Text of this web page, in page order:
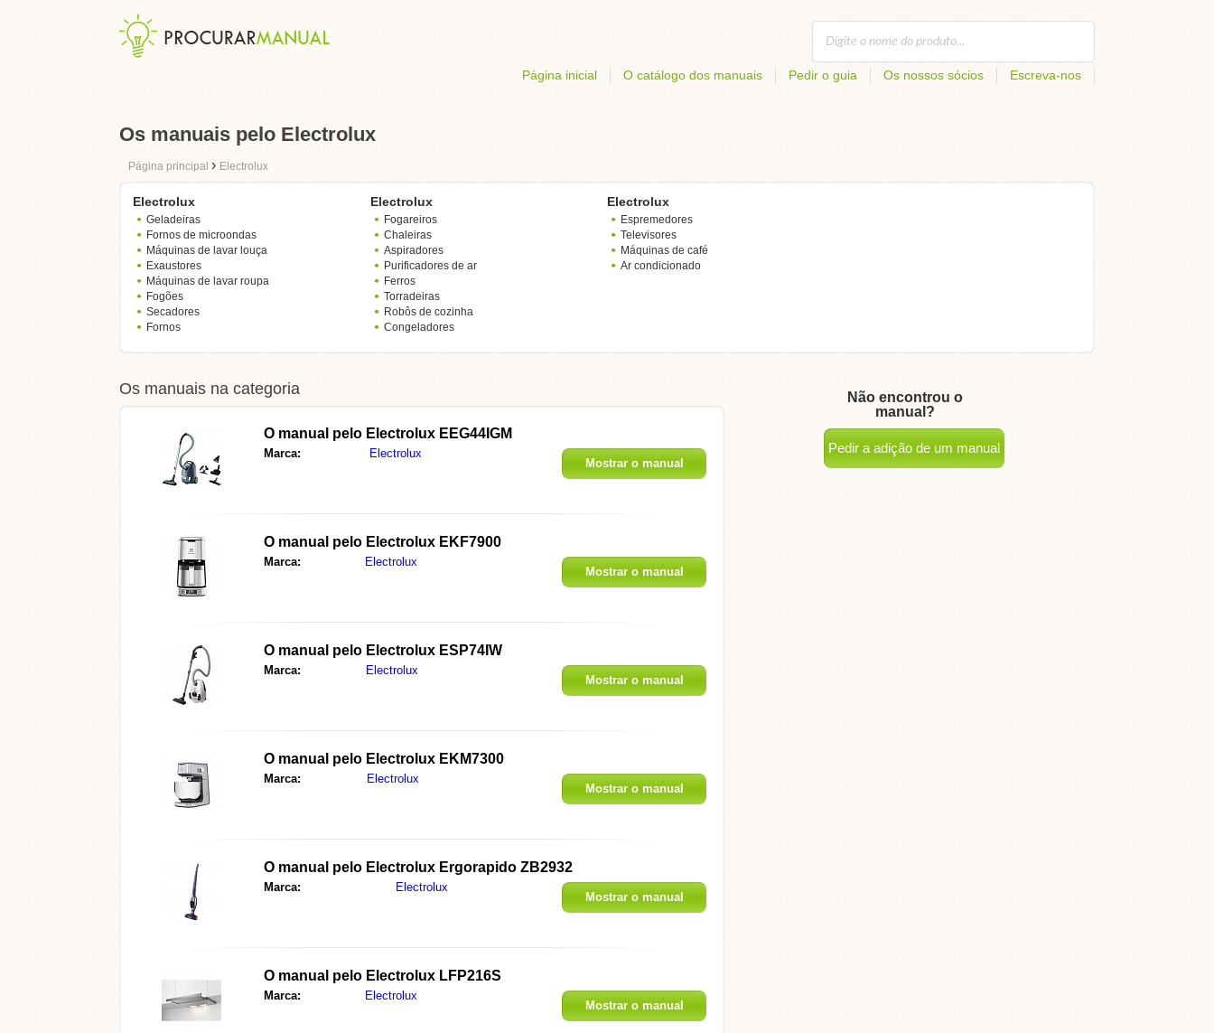
Página inicial O catálogo dos manuais Pedir o guia Os nossos sócios Escreva-nos
Os manuais pelo Electrolux
Página principal › Electrolux
Electrolux
Geladeiras
Fornos de microondas
Máquinas de lavar louça
Exaustores
Máquinas de lavar roupa
Fogões
Secadores
Fornos
Electrolux
Fogareiros
Chaleiras
Aspiradores
Purificadores de ar
Ferros
Torradeiras
Robôs de cozinha
Congeladores
Electrolux
Espremedores
Televisores
Máquinas de café
Ar condicionado
Os manuais na categoria
O manual pelo Electrolux EEG44IGM
Marca: Electrolux
Mostrar o manual
O manual pelo Electrolux EKF7900
Marca: Electrolux
Mostrar o manual
O manual pelo Electrolux ESP74IW
Marca: Electrolux
Mostrar o manual
O manual pelo Electrolux EKM7300
Marca: Electrolux
Mostrar o manual
O manual pelo Electrolux Ergorapido ZB2932
Marca: Electrolux
Mostrar o manual
O manual pelo Electrolux LFP216S
Marca: Electrolux
Mostrar o manual
Não encontrou o
manual?
Pedir a adição de um manual